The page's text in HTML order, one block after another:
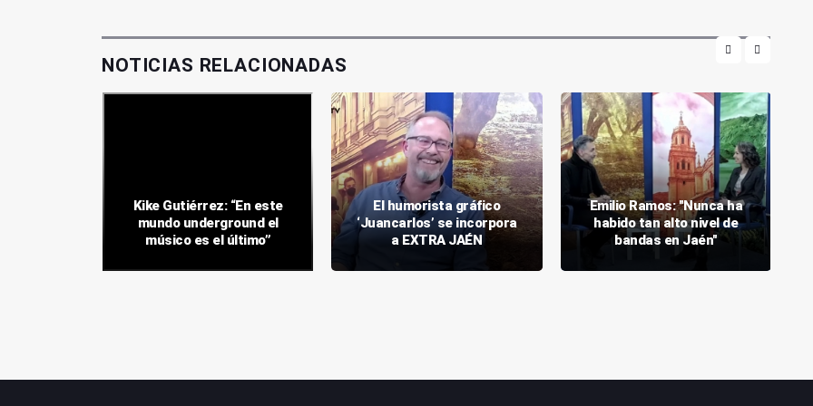
NOTICIAS RELACIONADAS
Kike Gutiérrez: “En este
mundo underground el
músico es el último”
El humorista gráfico
‘Juancarlos’ se incorpora
a EXTRA JAÉN
Emilio Ramos: "Nunca ha
habido tan alto nivel de
bandas en Jaén"